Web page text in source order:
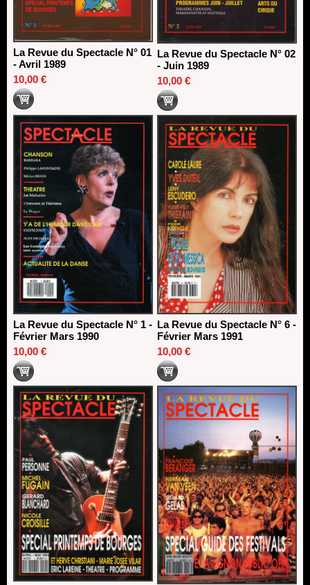
La Revue du Spectacle N° 01
- Avril 1989
10,00 €
La Revue du Spectacle N° 02
- Juin 1989
10,00 €
La Revue du Spectacle N° 1 -
Février Mars 1990
10,00 €
La Revue du Spectacle N° 6 -
Février Mars 1991
10,00 €